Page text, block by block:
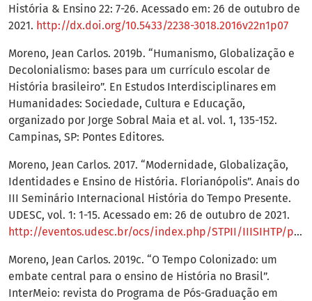
História & Ensino 22: 7-26. Acessado em: 26 de outubro de
2021. http://dx.doi.org/10.5433/2238-3018.2016v22n1p07
Moreno, Jean Carlos. 2019b. “Humanismo, Globalização e
Decolonialismo: bases para um currículo escolar de
História brasileiro”. En Estudos Interdisciplinares em
Humanidades: Sociedade, Cultura e Educação,
organizado por Jorge Sobral Maia et al. vol. 1, 135-152.
Campinas, SP: Pontes Editores.
Moreno, Jean Carlos. 2017. “Modernidade, Globalização,
Identidades e Ensino de História. Florianópolis”. Anais do
III Seminário Internacional História do Tempo Presente.
UDESC, vol. 1: 1-15. Acessado em: 26 de outubro de 2021.
http://eventos.udesc.br/ocs/index.php/STPII/IIISIHTP/paper/viewFile/543/348
Moreno, Jean Carlos. 2019c. “O Tempo Colonizado: um
embate central para o ensino de História no Brasil”.
InterMeio: revista do Programa de Pós-Graduação em